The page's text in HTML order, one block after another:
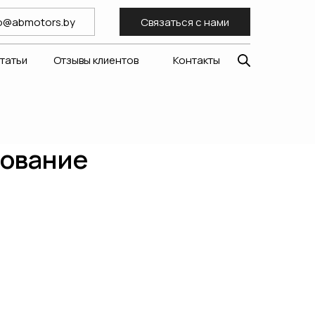
Отзывы клиентов Контакты
Связаться с нами